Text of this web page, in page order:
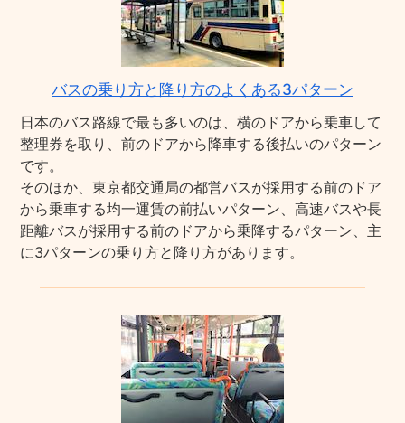
バスの乗り方と降り方のよくある3パターン
日本のバス路線で最も多いのは、横のドアから乗車して
整理券を取り、前のドアから降車する後払いのパターン
です。
そのほか、東京都交通局の都営バスが採用する前のドア
から乗車する均一運賃の前払いパターン、高速バスや長
距離バスが採用する前のドアから乗降するパターン、主
に3パターンの乗り方と降り方があります。